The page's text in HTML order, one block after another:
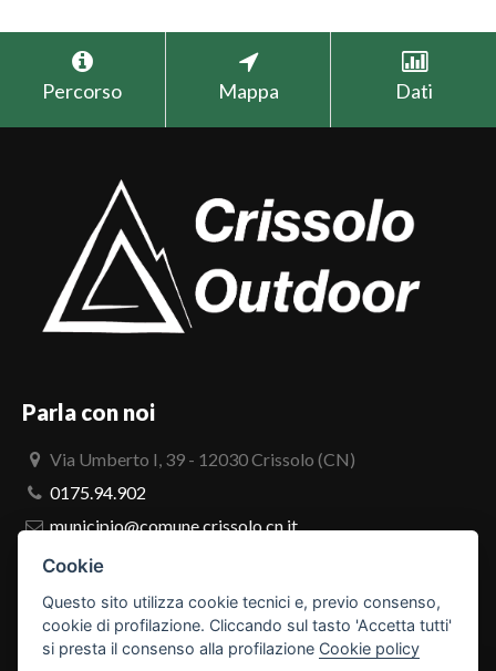
Re
Granero
Percorso Mappa Dati
Parla con noi
Via Umberto I, 39 - 12030 Crissolo (CN)
0175.94.902
municipio@comune.crissolo.cn.it
comune.crissolo@pec.it
PRO LOCO
Cookie
Questo sito utilizza cookie tecnici e, previo consenso,
cookie di profilazione. Cliccando sul tasto 'Accetta tutti'
si presta il consenso alla profilazione Cookie policy